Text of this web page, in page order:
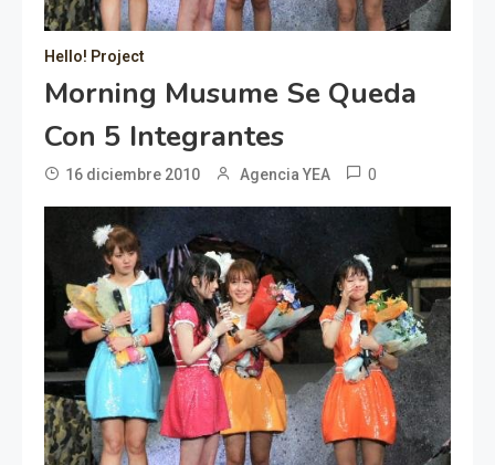
Hello! Project
Morning Musume Se Queda
Con 5 Integrantes
16 diciembre 2010 Agencia YEA 0